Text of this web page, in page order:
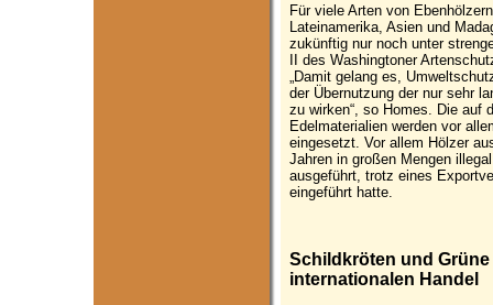
Für viele Arten von
Lateinamerika, Asien und
zukünftig nur noch unter
II des Washingtoner
„Damit gelang es,
der Übernutzung der nur sehr
zu wirken“, so Homes. Die auf
Edelmaterialien werden vor
eingesetzt. Vor allem Hölzer
Jahren in großen Mengen
ausgeführt, trotz eines
eingeführt hatte.
Schildkröten und
internationalen Handel